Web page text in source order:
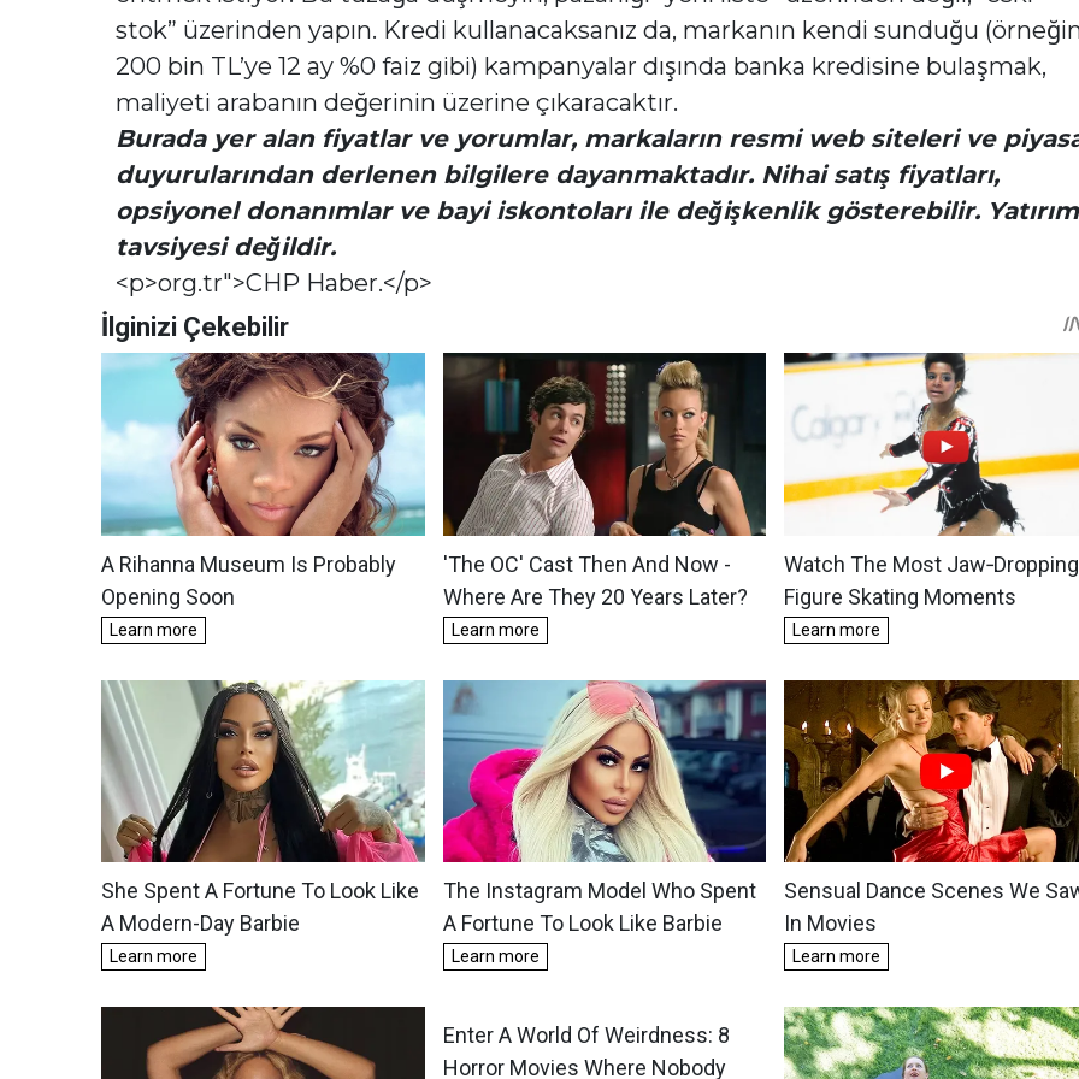
stok” üzerinden yapın. Kredi kullanacaksanız da, markanın kendi sunduğu
200 bin TL’ye 12 ay %0 faiz gibi) kampanyalar dışında banka kredisine bulaşmak,
maliyeti arabanın değerinin üzerine çıkaracaktır.
Burada yer alan fiyatlar ve yorumlar, markaların resmi web siteleri ve
duyurularından derlenen bilgilere dayanmaktadır. Nihai satış fiyatları,
opsiyonel donanımlar ve bayi iskontoları ile değişkenlik gösterebilir. Yatırım
tavsiyesi değildir.
<p>org.tr">CHP Haber.</p>